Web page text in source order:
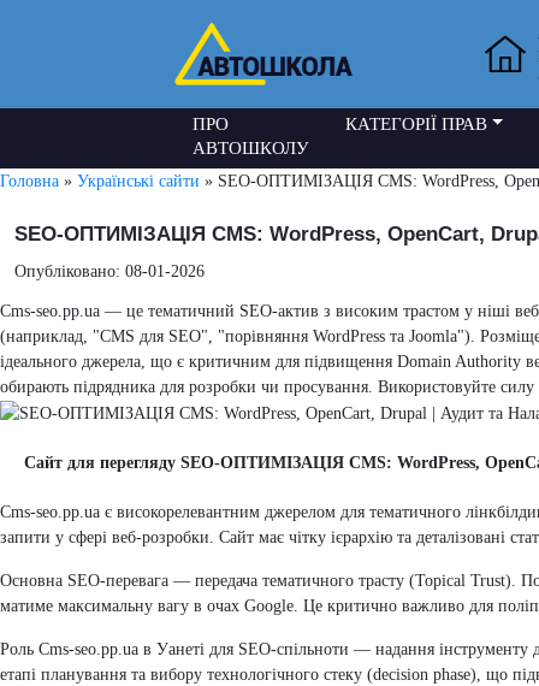
ПРО
АВТОШКОЛУ
КАТЕГОРІЇ ПРАВ
Головна » Українські сайти » SEO-ОПТИМІЗАЦІЯ CMS: WordPress,
SEO-ОПТИМІЗАЦІЯ CMS: WordPress, OpenCart,
Опубліковано: 08-01-2026
Cms-seo.pp.ua — це тематичний SEO-актив з високим трастом у ніші
(наприклад, "CMS для SEO", "порівняння WordPress та Joomla").
ідеального джерела, що є критичним для підвищення Domain Authority
обирають підрядника для розробки чи просування. Використовуйте силу
Сайт для перегляду SEO-ОПТИМІЗАЦІЯ CMS: WordPress,
Cms-seo.pp.ua є високорелевантним джерелом для тематичного
запити у сфері веб-розробки. Сайт має чітку ієрархію та деталізовані
Основна SEO-перевага — передача тематичного трасту (Topical Trust).
матиме максимальну вагу в очах Google. Це критично важливо для
Роль Cms-seo.pp.ua в Уанеті для SEO-спільноти — надання
етапі планування та вибору технологічного стеку (decision phase), що